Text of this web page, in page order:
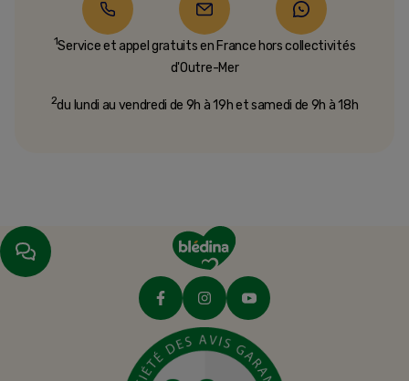
1Service et appel gratuits en France hors collectivités
d'Outre-Mer​
2du lundi au vendredi de 9h à 19h et samedi de 9h à 18h